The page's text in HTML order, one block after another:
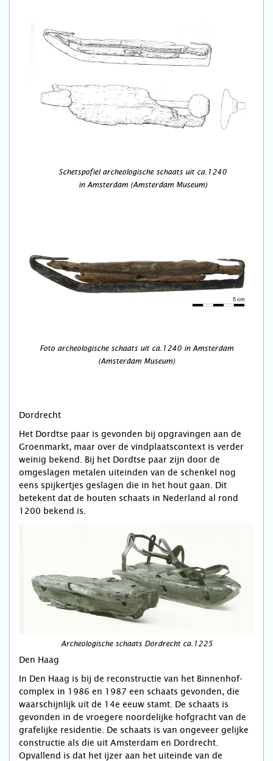
Schetspofiel archeologische schaats uit ca.1240
in Amsterdam (Amsterdam Museum)
Foto archeologische schaats uit ca.1240 in Amsterdam
(Amsterdam Museum)
Dordrecht
Het Dordtse paar is gevonden bij opgravingen aan de
Groenmarkt, maar over de vindplaatscontext is verder
weinig bekend. Bij het Dordtse paar zijn door de
omgeslagen metalen uiteinden van de schenkel nog
eens spijkertjes geslagen die in het hout gaan. Dit
betekent dat de houten schaats in Nederland al rond
1200 bekend is.
Archeologische schaats Dordrecht ca.1225
Den Haag
In Den Haag is bij de reconstructie van het Binnenhof-
complex in 1986 en 1987 een schaats gevonden, die
waarschijnlijk uit de 14e eeuw stamt. De schaats is
gevonden in de vroegere noordelijke hofgracht van de
grafelijke residentie. De schaats is van ongeveer gelijke
constructie als die uit Amsterdam en Dordrecht.
Opvallend is dat het ijzer aan het uiteinde van de